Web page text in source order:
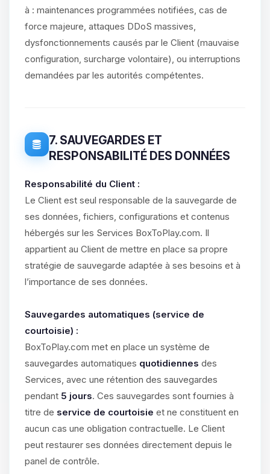
à : maintenances programmées notifiées, cas de
force majeure, attaques DDoS massives,
dysfonctionnements causés par le Client (mauvaise
configuration, surcharge volontaire), ou interruptions
demandées par les autorités compétentes.
7. SAUVEGARDES ET
RESPONSABILITÉ DES DONNÉES
Responsabilité du Client :
Le Client est seul responsable de la sauvegarde de
ses données, fichiers, configurations et contenus
hébergés sur les Services BoxToPlay.com. Il
appartient au Client de mettre en place sa propre
stratégie de sauvegarde adaptée à ses besoins et à
l’importance de ses données.
Sauvegardes automatiques (service de
courtoisie) :
BoxToPlay.com met en place un système de
sauvegardes automatiques quotidiennes des
Services, avec une rétention des sauvegardes
pendant 5 jours. Ces sauvegardes sont fournies à
titre de service de courtoisie et ne constituent en
aucun cas une obligation contractuelle. Le Client
peut restaurer ses données directement depuis le
panel de contrôle.